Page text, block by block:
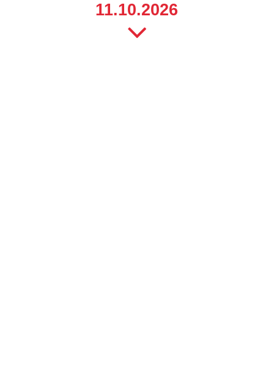
11.10.2026